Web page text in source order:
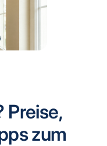
Preise,
zum